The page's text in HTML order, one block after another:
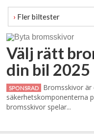
› Fler biltester
Välj rätt
din bil 2025
SPONSRAD
Bromsskivor är
säkerhetskomponenterna
bromsskivor spelar...